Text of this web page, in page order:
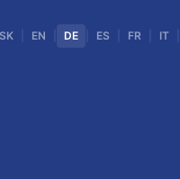
SK EN DE ES FR IT